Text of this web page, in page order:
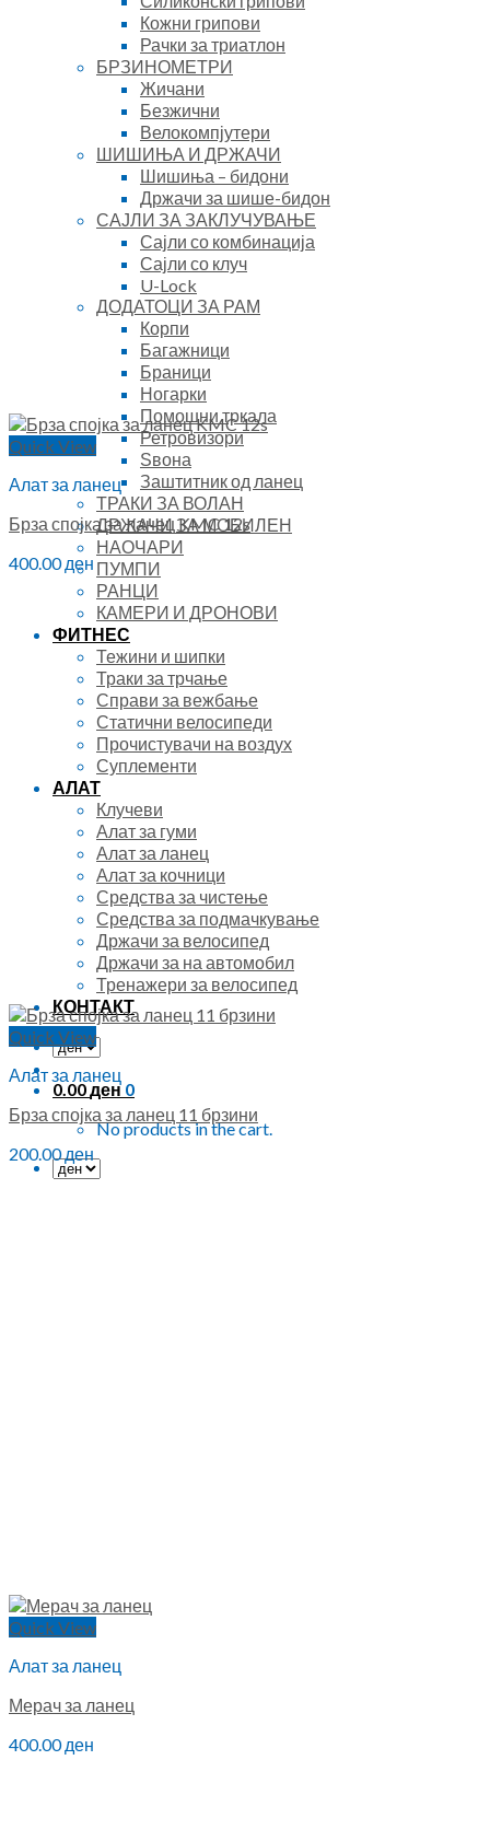
Кожни грипови
Рачки за триатлон
БРЗИНОМЕТРИ
Жичани
Безжични
Велокомпјутери
ШИШИЊА И ДРЖАЧИ
Шишиња – бидони
Држачи за шише-бидон
САЈЛИ ЗА ЗАКЛУЧУВАЊЕ
Сајли со комбинација
Сајли со клуч
U-Lock
ДОДАТОЦИ ЗА РАМ
Корпи
Багажници
Браници
Ногарки
Помошни тркала
Ретровизори
Ѕвона
Заштитник од ланец
ТРАКИ ЗА ВОЛАН
ДРЖАЧИ ЗА МОБИЛЕН
НАОЧАРИ
ПУМПИ
РАНЦИ
КАМЕРИ И ДРОНОВИ
ФИТНЕС
Тежини и шипки
Траки за трчање
Справи за вежбање
Статични велосипеди
Прочистувачи на воздух
Суплементи
АЛАТ
Клучеви
Алат за гуми
Алат за ланец
Алат за кочници
Средства за чистење
Средства за подмачкување
Држачи за велосипед
Држачи за на автомобил
Тренажери за велосипед
КОНТАКТ
0.00ден 0
No products in the cart.
Quick View
Алат за ланец
Брза спојка за ланец KMC 12s
400.00ден
Quick View
Алат за ланец
Брза спојка за ланец 11 брзини
200.00ден
Quick View
Алат за ланец
Мерач за ланец
400.00ден